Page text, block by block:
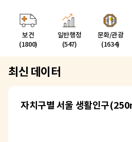
보건
(1800)
일반행정
(547)
문화/관광
(1634)
최신 데이터
자치구별 서울 생활인구